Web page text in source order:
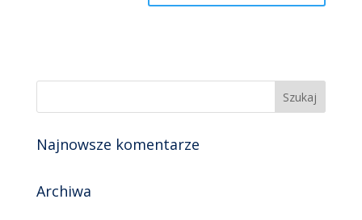
Najnowsze komentarze
Archiwa